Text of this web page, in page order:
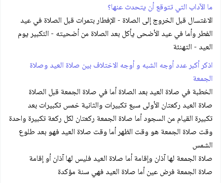
ما الآداب التي تتوقع أن يتحدث عنها؟
الاغتسال قبل الخروج إلى الصلاة - الإفطار بتمرات قبل الصلاة في عيد
الفطر وأما في عيد الأضحى يأكل بعد الصلاة من أضحيته - التكبير يوم
العيد - التهنئة
اذكر أكبر عدد أوجه الشبه و أوجه الاختلاف بين صلاة العيد وصلاة
الجمعة
الخطبة في صلاة العيد بعد الصلاة أما في صلاة الجمعة قبل الصلاة
صلاة العيد ركعتان الأولى سبع تكبيرات والثانية خمس تكبيرات بعد
تكبيرة القيام من السجود أما صلاة الجمعة ركعتان لكل ركعة تكبيرة واحدة
وقت صلاة الجمعة هو وقت الظهر أما وقت صلاة العيد فهو بعد طلوع
الشمس
صلاة الجمعة لها آذان وإقامة أما صلاة العيد فليس لها آذان أو إقامة
صلاة الجمعة فرض عين أما صلاة العيد فهي سنة مؤكدة